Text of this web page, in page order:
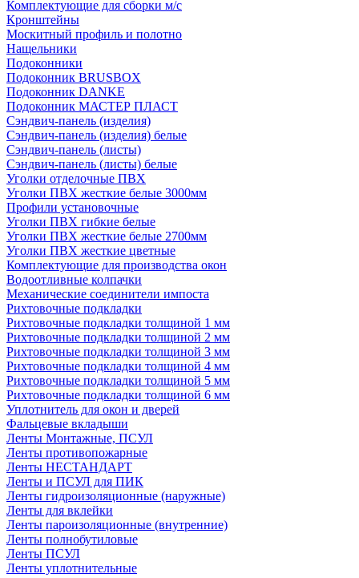
Комплектующие для сборки м/с
Кронштейны
Москитный профиль и полотно
Нащельники
Подоконники
Подоконник BRUSBOX
Подоконник DANKE
Подоконник МАСТЕР ПЛАСТ
Сэндвич-панель (изделия)
Сэндвич-панель (изделия) белые
Сэндвич-панель (листы)
Сэндвич-панель (листы) белые
Уголки отделочные ПВХ
Уголки ПВХ жесткие белые 3000мм
Профили установочные
Уголки ПВХ гибкие белые
Уголки ПВХ жесткие белые 2700мм
Уголки ПВХ жесткие цветные
Комплектующие для производства окон
Водоотливные колпачки
Механические соединители импоста
Рихтовочные подкладки
Рихтовочные подкладки толщиной 1 мм
Рихтовочные подкладки толщиной 2 мм
Рихтовочные подкладки толщиной 3 мм
Рихтовочные подкладки толщиной 4 мм
Рихтовочные подкладки толщиной 5 мм
Рихтовочные подкладки толщиной 6 мм
Уплотнитель для окон и дверей
Фальцевые вкладыши
Ленты Монтажные, ПСУЛ
Ленты противопожарные
Ленты НЕСТАНДАРТ
Ленты и ПСУЛ для ПИК
Ленты гидроизоляционные (наружные)
Ленты для вклейки
Ленты пароизоляционные (внутренние)
Ленты полнобутиловые
Ленты ПСУЛ
Ленты уплотнительные